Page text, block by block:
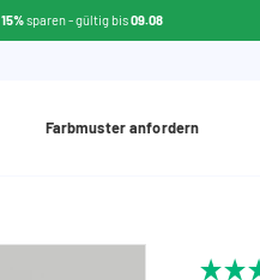
15%sparen - gültig bis09.08
Farbmuster anfordern